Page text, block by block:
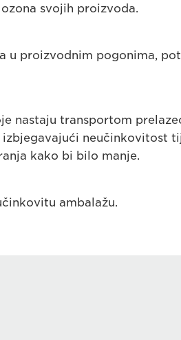
svojih proizvoda.
u proizvodnim pogonima,
nastaju transportom
izbjegavajući neučinkovitost
kako bi bilo manje.
ambalažu.